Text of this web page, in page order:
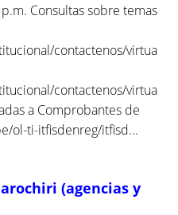
Consultas sobre temas
contactenos/virtua
contactenos/virtua
a Comprobantes de
ol-ti-itfisdenreg/itfisd...
(agencias y